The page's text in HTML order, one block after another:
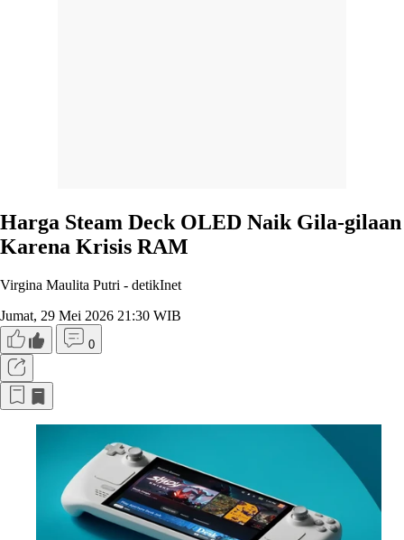
Harga Steam Deck OLED Naik Gila-gilaan
Karena Krisis RAM
Virgina Maulita Putri - detikInet
Jumat, 29 Mei 2026 21:30 WIB
0